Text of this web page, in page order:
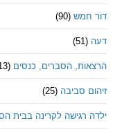
(90)
הסברים, כנסים (13)
סביבה (25)
לקרינה בבית הספר (7)